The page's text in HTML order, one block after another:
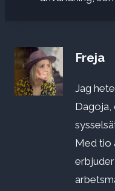
Freja
Jag
Dagoja,
Med tio